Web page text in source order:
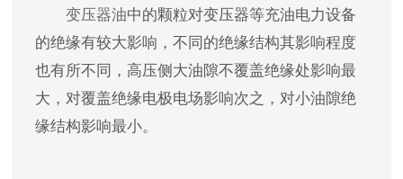
变压器油中的颗粒对变压器等充油电力设备
的绝缘有较大影响，不同的绝缘结构其影响程度
也有所不同，高压侧大油隙不覆盖绝缘处影响最
大，对覆盖绝缘电极电场影响次之，对小油隙绝
缘结构影响最小。